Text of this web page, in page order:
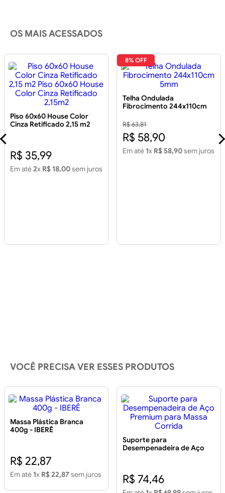
OS MAIS ACESSADOS
Piso 60x60 House Color
Cinza Retificado 2,15 m2
R$ 35,99
Em até2x R$ 18,00sem juros
8% OFF
Telha Ondulada
Fibrocimento 244x110cm
R$ 63,81
R$ 58,90
Em até 1x R$ 58,90sem juros
VOCÊ PRECISA VER ESSES PRODUTOS
Massa Plástica Branca
400g - IBERÊ
R$ 22,87
Em até 1x R$ 22,87 sem juros
Suporte para
Desempenadeira de Aço
R$ 74,46